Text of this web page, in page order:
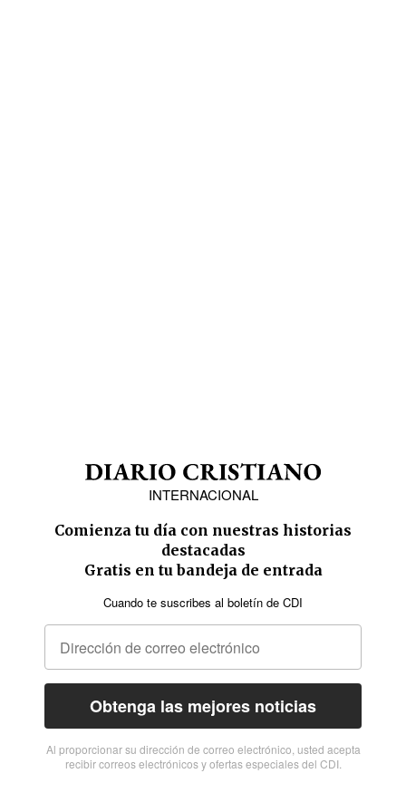
INTERNACIONAL
Comienza tu día con nuestras historias
destacadas
Gratis en tu bandeja de entrada
Cuando te suscribes al boletín de CDI
Obtenga las mejores noticias
Al proporcionar su dirección de correo electrónico, usted acepta
recibir correos electrónicos y ofertas especiales del CDI.